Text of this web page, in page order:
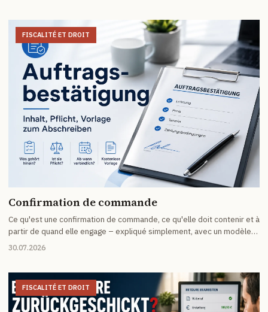
FISCALITÉ ET DROIT
Confirmation de commande
Ce qu'est une confirmation de commande, ce qu'elle doit contenir et à
partir de quand elle engage – expliqué simplement, avec un modèle
utilisable immédiatement.
30.07.2026
FISCALITÉ ET DROIT